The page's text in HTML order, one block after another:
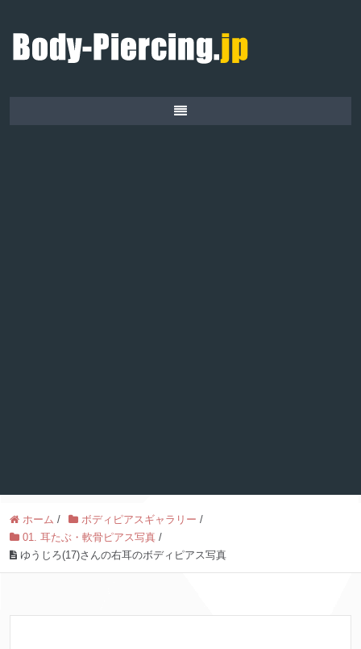
ホーム / ボディピアスギャラリー /
01. 耳たぶ・軟骨ピアス写真 /
ゆうじろ(17)さんの右耳のボディピアス写真